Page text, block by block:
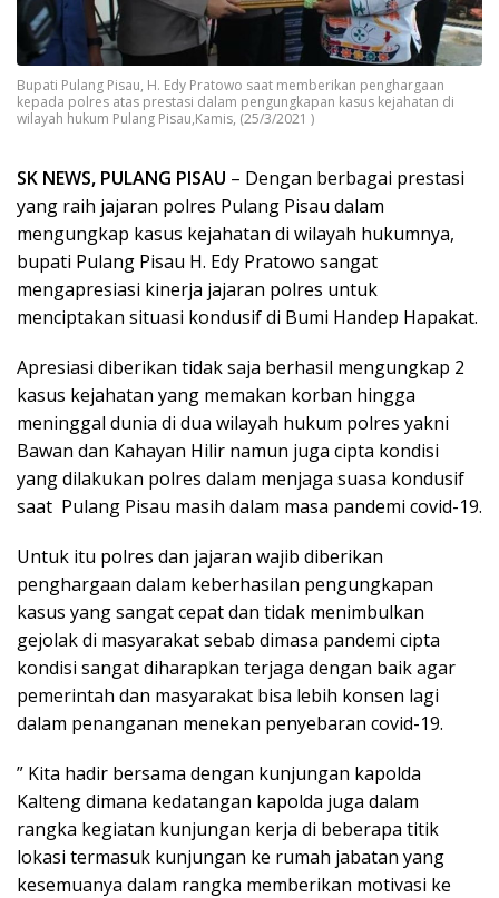
Bupati Pulang Pisau, H. Edy Pratowo saat memberikan penghargaan
kepada polres atas prestasi dalam pengungkapan kasus kejahatan di
wilayah hukum Pulang Pisau,Kamis, (25/3/2021 )
SK NEWS, PULANG PISAU – Dengan berbagai prestasi
yang raih jajaran polres Pulang Pisau dalam
mengungkap kasus kejahatan di wilayah hukumnya,
bupati Pulang Pisau H. Edy Pratowo sangat
mengapresiasi kinerja jajaran polres untuk
menciptakan situasi kondusif di Bumi Handep Hapakat.
Apresiasi diberikan tidak saja berhasil mengungkap 2
kasus kejahatan yang memakan korban hingga
meninggal dunia di dua wilayah hukum polres yakni
Bawan dan Kahayan Hilir namun juga cipta kondisi
yang dilakukan polres dalam menjaga suasa kondusif
saat Pulang Pisau masih dalam masa pandemi covid-19.
Untuk itu polres dan jajaran wajib diberikan
penghargaan dalam keberhasilan pengungkapan
kasus yang sangat cepat dan tidak menimbulkan
gejolak di masyarakat sebab dimasa pandemi cipta
kondisi sangat diharapkan terjaga dengan baik agar
pemerintah dan masyarakat bisa lebih konsen lagi
dalam penanganan menekan penyebaran covid-19.
” Kita hadir bersama dengan kunjungan kapolda
Kalteng dimana kedatangan kapolda juga dalam
rangka kegiatan kunjungan kerja di beberapa titik
lokasi termasuk kunjungan ke rumah jabatan yang
kesemuanya dalam rangka memberikan motivasi ke